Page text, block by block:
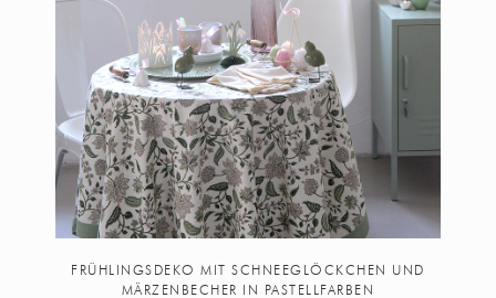
FRÜHLINGSDEKO MIT SCHNEEGLÖCKCHEN UND
MÄRZENBECHER IN PASTELLFARBEN